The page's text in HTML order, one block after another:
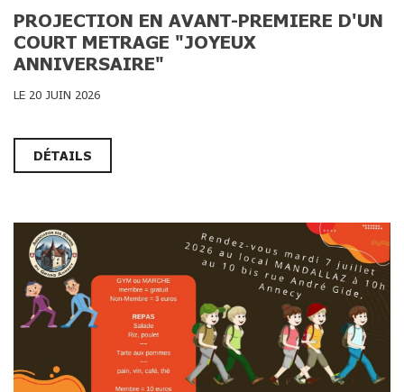
PROJECTION EN AVANT-PREMIERE D'UN
COURT METRAGE "JOYEUX
ANNIVERSAIRE"
LE 20 JUIN 2026
DÉTAILS